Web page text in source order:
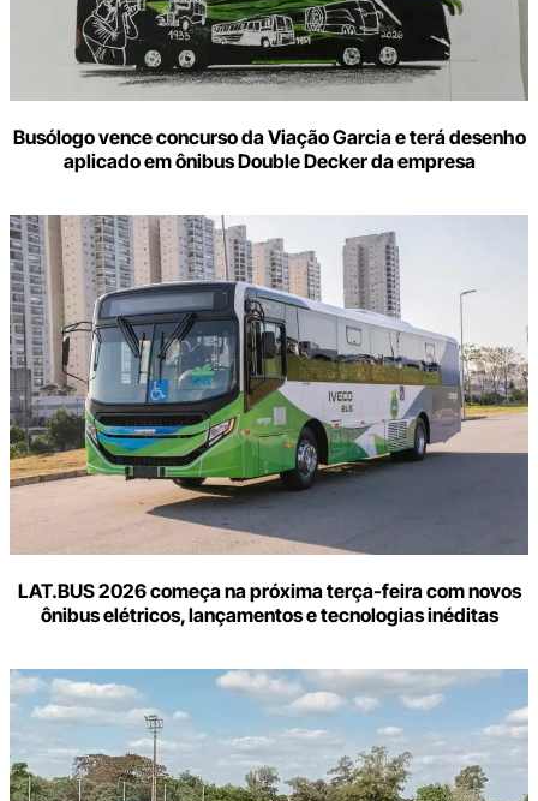
Busólogo vence concurso da Viação Garcia e terá desenho
aplicado em ônibus Double Decker da empresa
LAT.BUS 2026 começa na próxima terça-feira com novos
ônibus elétricos, lançamentos e tecnologias inéditas